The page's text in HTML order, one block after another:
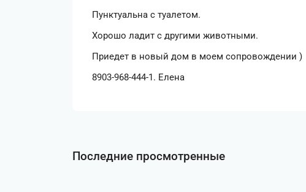
Пунктуальна с туалетом.
Хорошо ладит с другими животными.
Приедет в новый дом в моем сопровождении )
8903-968-444-1. Елена
Последние просмотренные